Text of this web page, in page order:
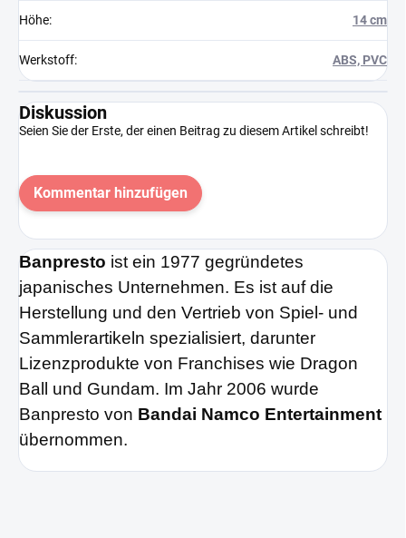
Höhe: 14 cm
Werkstoff: ABS, PVC
Diskussion
Seien Sie der Erste, der einen Beitrag zu diesem Artikel schreibt!
Kommentar hinzufügen
Banpresto ist ein 1977 gegründetes
japanisches Unternehmen. Es ist auf die
Herstellung und den Vertrieb von Spiel- und
Sammlerartikeln spezialisiert, darunter
Lizenzprodukte von Franchises wie Dragon
Ball und Gundam. Im Jahr 2006 wurde
Banpresto von Bandai Namco Entertainment
übernommen.